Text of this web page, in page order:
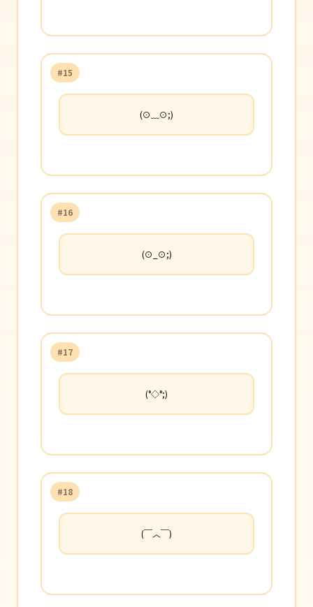
#15
(⊙﹏⊙;)
#16
(⊙_⊙;)
#17
(°◇°;)
#18
(￣︿￣)